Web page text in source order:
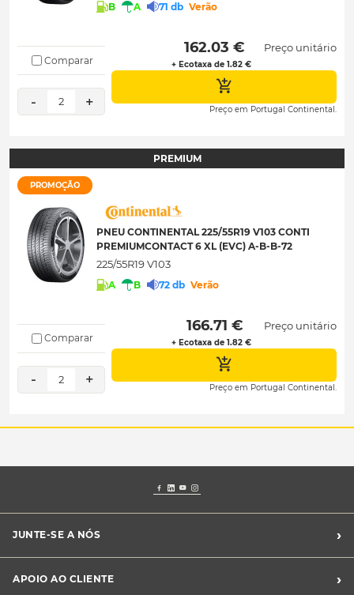
B A 71 db Verão
Comparar
- 2 +
162.03 €
+ Ecotaxa de 1.82 €
Preço unitário
Preço em Portugal Continental.
PREMIUM
PROMOÇÃO
PNEU CONTINENTAL 225/55R19 V103 CONTI
PREMIUMCONTACT 6 XL (EVC) A-B-B-72
225/55R19 V103
A B 72 db Verão
Comparar
- 2 +
166.71 €
+ Ecotaxa de 1.82 €
Preço unitário
Preço em Portugal Continental.
JUNTE-SE A NÓS ›
Franchising Midas
APOIO AO CLIENTE ›